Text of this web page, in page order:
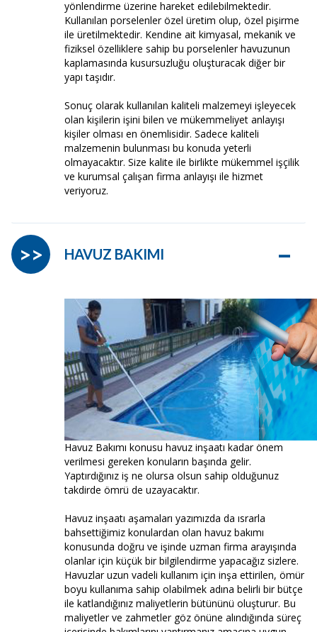
yönlendirme üzerine hareket edilebilmektedir.
Kullanılan porselenler özel üretim olup, özel pişirme
ile üretilmektedir. Kendine ait kimyasal, mekanik ve
fiziksel özelliklere sahip bu porselenler havuzunun
kaplamasında kusursuzluğu oluşturacak diğer bir
yapı taşıdır.
Sonuç olarak kullanılan kaliteli malzemeyi işleyecek
olan kişilerin işini bilen ve mükemmeliyet anlayışı
kişiler olması en önemlisidir. Sadece kaliteli
malzemenin bulunması bu konuda yeterli
olmayacaktır. Size kalite ile birlikte mükemmel işçilik
ve kurumsal çalışan firma anlayışı ile hizmet
veriyoruz.
HAVUZ BAKIMI –
>>
Havuz Bakımı konusu havuz inşaatı kadar önem
verilmesi gereken konuların başında gelir.
Yaptırdığınız iş ne olursa olsun sahip olduğunuz
takdirde ömrü de uzayacaktır.
Havuz inşaatı aşamaları yazımızda da ısrarla
bahsettiğimiz konulardan olan havuz bakımı
konusunda doğru ve işinde uzman firma arayışında
olanlar için küçük bir bilgilendirme yapacağız sizlere.
Havuzlar uzun vadeli kullanım için inşa ettirilen, ömür
boyu kullanıma sahip olabilmek adına belirli bir bütçe
ile katlandığınız maliyetlerin bütününü oluşturur. Bu
maliyetler ve zahmetler göz önüne alındığında süreç